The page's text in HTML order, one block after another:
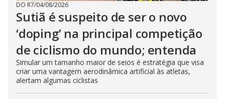
DO R7/04/08/2026
Sutiã é suspeito de ser o novo
‘doping’ na principal competição
de ciclismo do mundo; entenda
Simular um tamanho maior de seios é estratégia que visa
criar uma vantagem aerodinâmica artificial às atletas,
alertam algumas ciclistas